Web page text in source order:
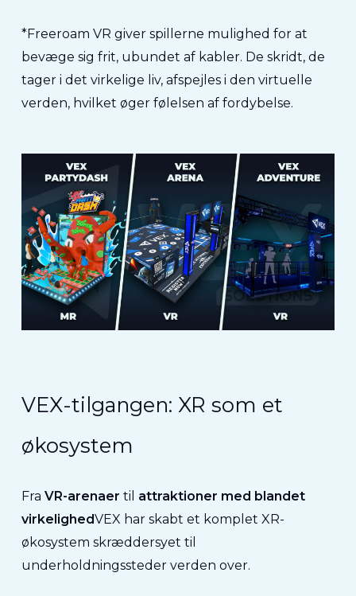
*Freeroam VR giver spillerne mulighed for at
bevæge sig frit, ubundet af kabler. De skridt, de
tager i det virkelige liv, afspejles i den virtuelle
verden, hvilket øger følelsen af fordybelse.
VEX-tilgangen: XR som et
økosystem
Fra VR-arenaer til attraktioner med blandet
virkelighedVEX har skabt et komplet XR-
økosystem skræddersyet til
underholdningssteder verden over.